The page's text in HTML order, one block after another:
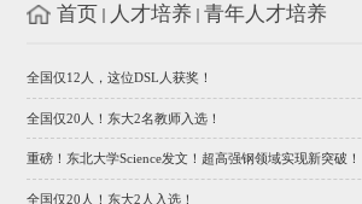
首页 人才培养 青年人才培养
全国仅12人，这位DSL人获奖！
全国仅20人！东大2名教师入选！
重磅！东北大学Science发文！超高强钢领域实现新突破！
全国仅20人！东大2人入选！